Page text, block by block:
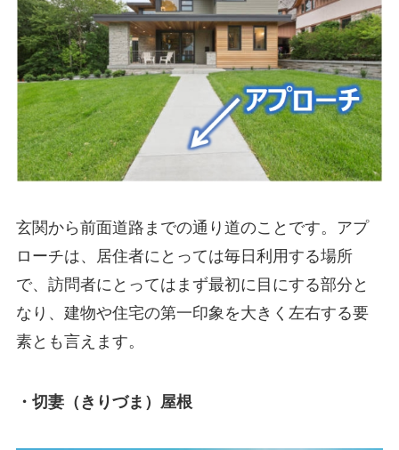
玄関から前面道路までの通り道のことです。アプ
ローチは、居住者にとっては毎日利用する場所
で、訪問者にとってはまず最初に目にする部分と
なり、建物や住宅の第一印象を大きく左右する要
素とも言えます。
・切妻（きりづま）屋根